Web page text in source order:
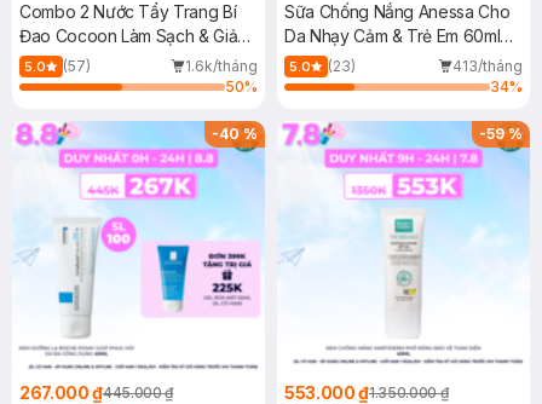
Combo 2 Nước Tẩy Trang Bí
Đao Cocoon Làm Sạch & Giảm
Dầu 500ml
5.0 (57)
1.6k/tháng
50%
Sữa Chống Nắng Anessa Cho
Da Nhạy Cảm & Trẻ Em 60ml
(Mới)
5.0 (23)
413/tháng
34%
-40%
267.000 ₫445.000 ₫
-59%
553.000 ₫1.350.000 ₫